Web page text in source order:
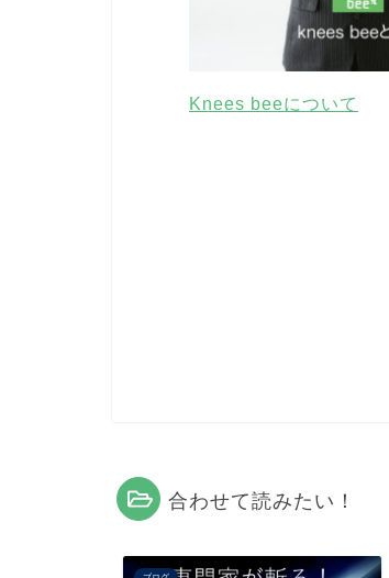
Knees beeについて
合わせて読みたい！